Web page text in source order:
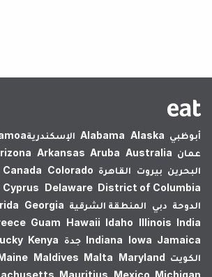
أبوظبي Alabama Alaska الإسكندرية‎
عمان
Arkansas Aruba Australia
البحرين بيروت القاهرة Canada Colorado
Cyprus Delaware District of Columbia
الدوحة دبي المنطقة الشرقية Georgia
Guam Hawaii Idaho Illinois India
Indiana Iowa Jamaica جدة Kenya
الكويت
Maldives Malta Maryland